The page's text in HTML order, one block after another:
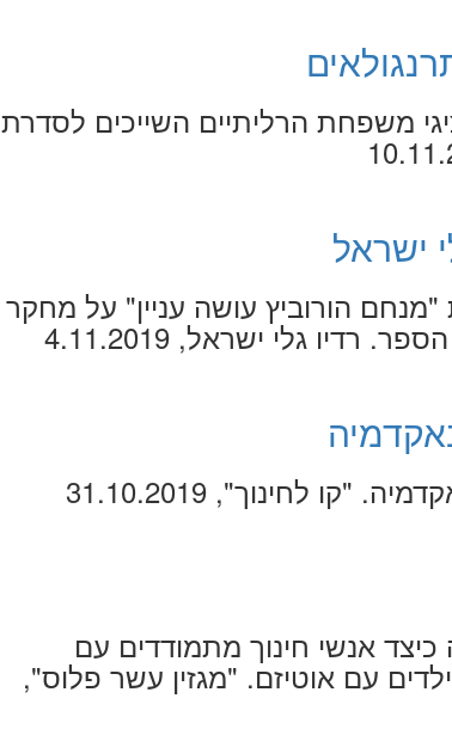
משפחת הרליתיים השייכים לסדרת
ישראל
"מנחם הורוביץ עושה עניין" על מחקר
גלי ישראל, 4.11.2019
לחינוך", 31.10.2019
אנשי חינוך מתמודדים עם
עם אוטיזם. "מגזין עשר פלוס",